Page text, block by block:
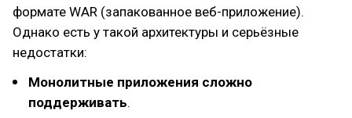
формате WAR (запакованное веб-приложение).
Однако есть у такой архитектуры и серьёзные
недостатки:
Монолитные приложения сложно
поддерживать.